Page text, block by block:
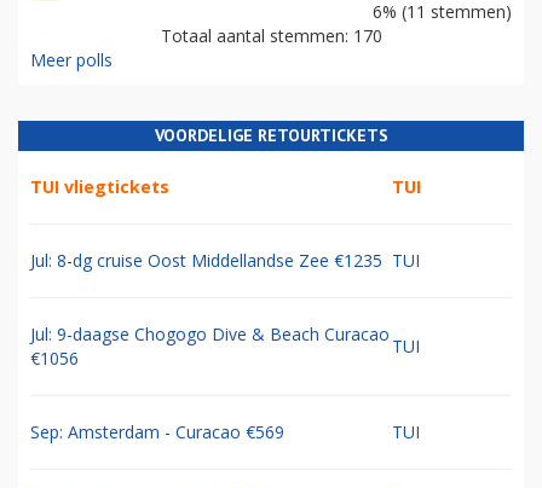
6% (11 stemmen)
Totaal aantal stemmen: 170
Meer polls
VOORDELIGE RETOURTICKETS
TUI vliegtickets TUI
Jul: 8-dg cruise Oost Middellandse Zee €1235 TUI
Jul: 9-daagse Chogogo Dive & Beach Curacao
€1056
TUI
Sep: Amsterdam - Curacao €569 TUI